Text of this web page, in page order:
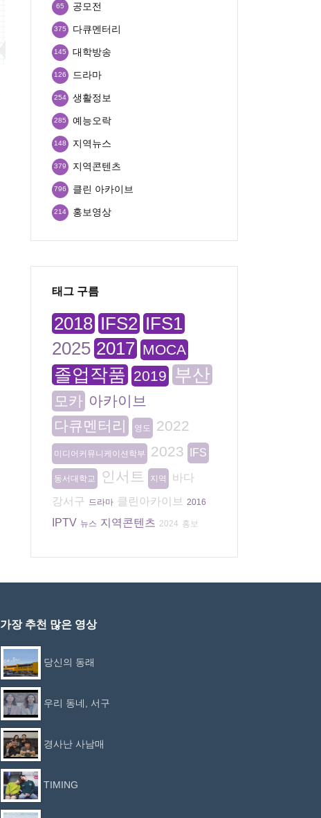
공모전
65
다큐멘터리
375
대학방송
145
드라마
126
생활정보
254
예능오락
285
지역뉴스
148
지역콘텐츠
379
클린 아카이브
796
홍보영상
214
태그 구름
2018 IFS2 IFS1
2025 2017 MOCA
졸업작품 2019 부산
모카 아카이브
다큐멘터리
영도 2022
미디어커뮤니케이션학부 2023 IFS
동서대학교 인서트 지역
바다
강서구 드라마 클린아카이브 2016
IPTV 뉴스 지역콘텐츠 2024 홍보
가장 추천 많은 영상
당신의 동래
우리 동네, 서구
경사난 사남매
TIMING